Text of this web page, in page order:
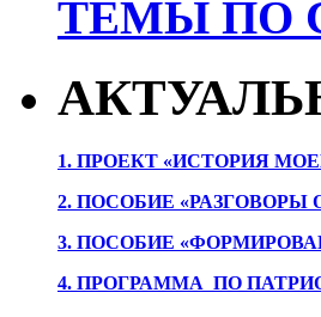
ТЕМЫ ПО
1. ПРОЕКТ «ИСТОРИЯ
2. ПОСОБИЕ
3. ПОСОБИЕ
4. ПРОГРАММА ПО